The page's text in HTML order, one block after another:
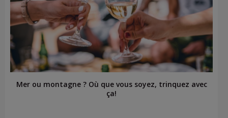
Mer ou montagne ? Où que vous soyez, trinquez avec
ça!